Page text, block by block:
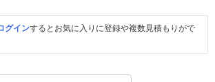
グインするとお気に入りに登録や複数見積もりがで